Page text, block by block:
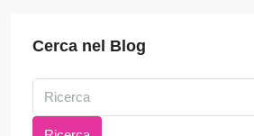
Cerca nel Blog